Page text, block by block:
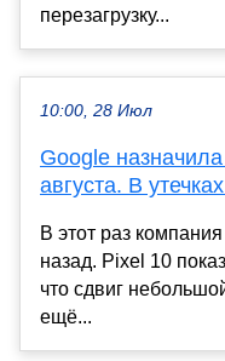
перезагрузку...
10:00, 28 Июл
Google
августа. В
В этот раз
назад. Pixel 10
что сдвиг
ещё...